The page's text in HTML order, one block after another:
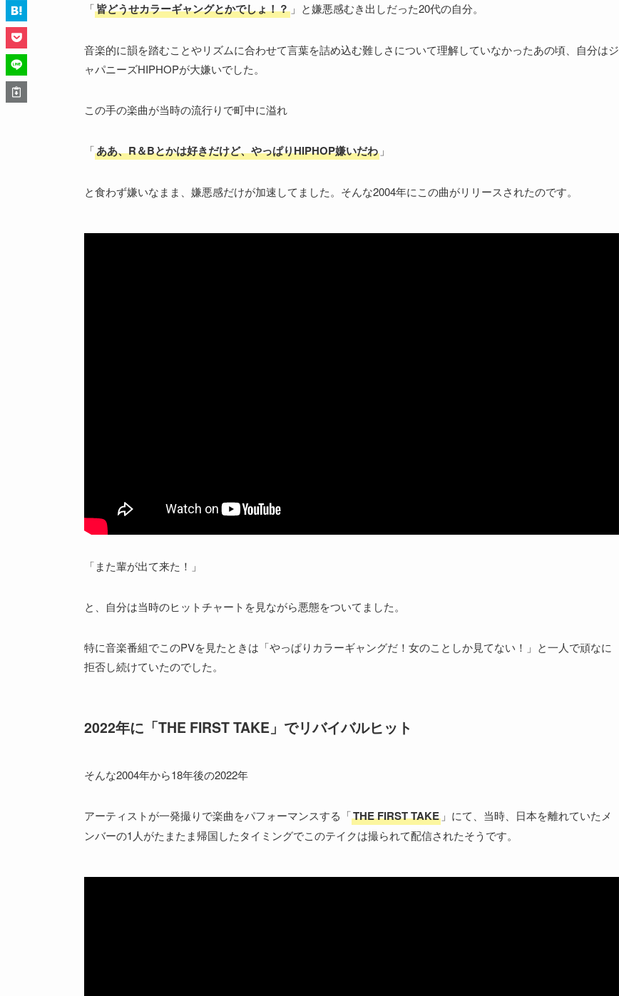
「皆どうせカラーギャングとかでしょ！？ 」と嫌悪感むき出しだった20代の自分。
音楽的に韻を踏むことやリズムに合わせて言葉を詰め込む難しさについて理解していなかったあの頃、自分はジ
ャパニーズHIPHOPが大嫌いでした。
この手の楽曲が当時の流行りで町中に溢れ
「ああ、R＆Bとかは好きだけど、やっぱりHIPHOP嫌いだわ 」
と食わず嫌いなまま、嫌悪感だけが加速してました。そんな2004年にこの曲がリリースされたのです。
「また輩が出て来た！」
と、自分は当時のヒットチャートを見ながら悪態をついてました。
特に音楽番組でこのPVを見たときは「やっぱりカラーギャングだ！女のことしか見てない！」と一人で頑なに
拒否し続けていたのでした。
2022年に「THE FIRST TAKE」でリバイバルヒット
そんな2004年から18年後の2022年
アーティストが一発撮りで楽曲をパフォーマンスする「THE FIRST TAKE 」にて、当時、日本を離れていたメ
ンバーの1人がたまたま帰国したタイミングでこのテイクは撮られて配信されたそうです。